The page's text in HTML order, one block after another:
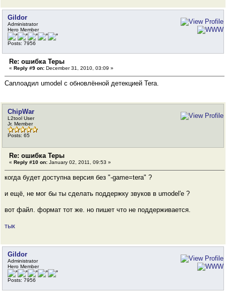
Gildor
Administrator
Hero Member
Posts: 7956
Re: ошибка Теры
« Reply #9 on: December 31, 2010, 03:09 »
Саплоадил umodel с обновлённой детекцией Tera.
ChipWar
L2tool User
Jr. Member
Posts: 65
Re: ошибка Теры
« Reply #10 on: January 02, 2011, 09:53 »
когда будет доступна версия без "-game=tera" ?
и ещё, не мог бы ты сделать поддержку звуков в umodel'e ?
вот файл. формат тот же. но пишет что не поддерживается.
тык
Gildor
Administrator
Hero Member
Posts: 7956